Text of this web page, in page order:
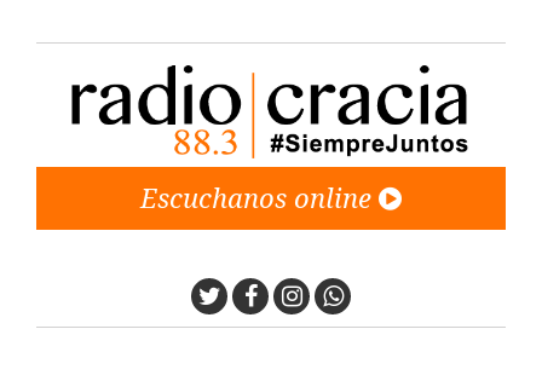
Escuchanos online
TwitterFacebook
Instagram
Whatsapp